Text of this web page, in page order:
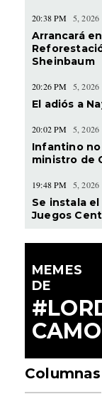
20:38 PM 5, 2026
Arrancará
Sheinbaum
20:26 PM 5, 2026
El adiós a
20:02 PM 5, 2026
Infantino
ministro de
19:48 PM 5, 2026
Se instala el
Juegos
MEMES
DE
Columnas